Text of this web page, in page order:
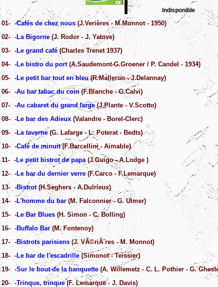
Indisponible
01- -Cafés de chez nous(J.Verières - M.Monnot - 1950)
02- -La Bigorne (J. Rodor - J. Yatove)
03- -Le grand café (Charles Trenet 1937)
04- -Le bistro du port(A.Saudemont-G.Groener / P. Candel - 1934)
05- -Le petit bar tout en bleu(R.Malleron - J.Delannay)
06- -Au bar tabac du coin(F.Blanche - G.Calvi)
07- -Au cabaret du grand large(J.Plante - V.Scotto)
08- -Le bar des Adieux (Valandre - Borel-Clerc)
09- -La taverne (G. Lafarge - L. Poterat - Bedts)
10- -Café de minuit(F.Barcellini - Aimable)
11- -Le petit bistrot de papa (J.Guigo - A.Lodge )
12- -Le bar du dernier verre(F.Carco - F.Lemarque)
13- -Bistrot (H.Seghers - A.Dulrieux)
14- -L'homme du bar (M. Falconnier - G. Ulmer)
15- -Le Bar Blues (H. Simon - C. Bolling)
16- -Buffalo Bar (M. Fontenoy)
17- -Bistrots parisiens (J. VÃ©riÃ¨res - M. Monnot)
18- -Le bar de l'escadrille (Simonot - Teissier)
19- -Sur le bout de la banquette (A. Willemetz - C. L. Pothier - G.
20- -Trinque, trinque(F. Lemarque - J. Davis)